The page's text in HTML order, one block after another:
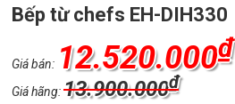
Bếp từ chefs EH-DIH330
Giá bán: 12.520.000₫
Giá hãng:13.900.000₫